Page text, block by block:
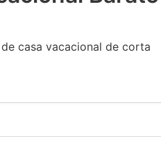
casa vacacional de corta